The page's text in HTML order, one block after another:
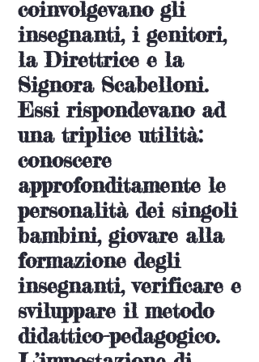
coinvolgevano gli
insegnanti, i genitori,
la Direttrice e la
Signora Scabelloni.
Essi rispondevano ad
una triplice utilità:
conoscere
approfonditamente le
personalità dei singoli
bambini, giovare alla
formazione degli
insegnanti, verificare e
sviluppare il metodo
didattico-pedagogico.